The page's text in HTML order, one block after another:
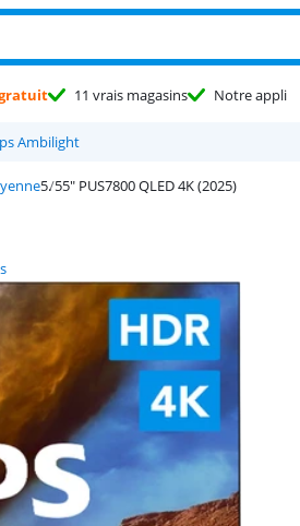
11 vrais magasins Notre appli
Ambilight
55" PUS7800 QLED 4K (2025)